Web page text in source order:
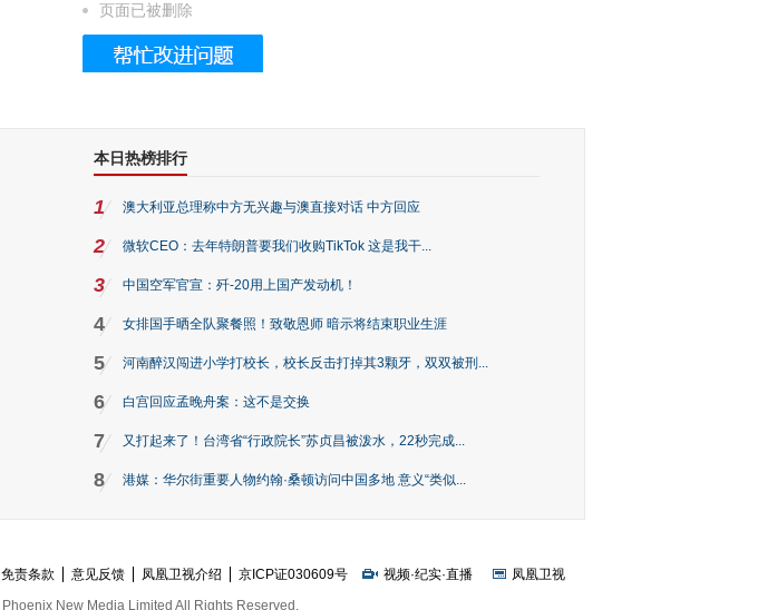
这个3.2米的长卷，还原了600岁的紫禁城
页面已被删除
本日热榜排行
1 澳大利亚总理称中方无兴趣与澳直接对话 中方回应
2 微软CEO：去年特朗普要我们收购TikTok 这是我干...
3 中国空军官宣：歼-20用上国产发动机！
4 女排国手晒全队聚餐照！致敬恩师 暗示将结束职业生涯
5 河南醉汉闯进小学打校长，校长反击打掉其3颗牙，双双被刑...
6 白宫回应孟晚舟案：这不是交换
7 又打起来了！台湾省“行政院长”苏贞昌被泼水，22秒完成...
8 港媒：华尔街重要人物约翰·桑顿访问中国多地 意义“类似...
免责条款 意见反馈 凤凰卫视介绍 京ICP证030609号 视频·纪实·直播
凤凰卫视
New Media Limited All Rights Reserved.